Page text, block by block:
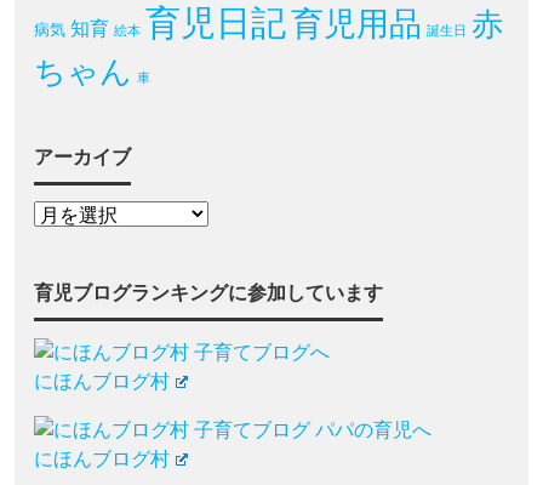
病気 知育 絵本 育児日記育児用品 誕生日 赤
ちゃん 車
アーカイブ
育児ブログランキングに参加しています
にほんブログ村
にほんブログ村